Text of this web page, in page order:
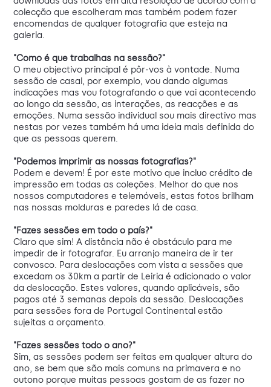
colecção que escolheram mas também podem fazer
encomendas de qualquer fotografia que esteja na
galeria.
"Como é que trabalhas na sessão?"
O meu objectivo principal é pôr-vos à vontade. Numa
sessão de casal, por exemplo, vou dando algumas
indicações mas vou fotografando o que vai acontecendo
ao longo da sessão, as interações, as reacções e as
emoções. Numa sessão individual sou mais directivo mas
nestas por vezes também há uma ideia mais definida do
que as pessoas querem.
"Podemos imprimir as nossas fotografias?"
Podem e devem! É por este motivo que incluo crédito de
impressão em todas as coleções. Melhor do que nos
nossos computadores e telemóveis, estas fotos brilham
nas nossas molduras e paredes lá de casa.
"Fazes sessões em todo o país?"
Claro que sim! A distância não é obstáculo para me
impedir de ir fotografar. Eu arranjo maneira de ir ter
convosco. Para deslocações com vista a sessões que
excedam os 30km a partir de Leiria é adicionado o valor
da deslocação. Estes valores, quando aplicáveis, são
pagos até 3 semanas depois da sessão. Deslocações
para sessões fora de Portugal Continental estão
sujeitas a orçamento.
"Fazes sessões todo o ano?"
Sim, as sessões podem ser feitas em qualquer altura do
ano, se bem que são mais comuns na primavera e no
outono porque muitas pessoas gostam de as fazer no